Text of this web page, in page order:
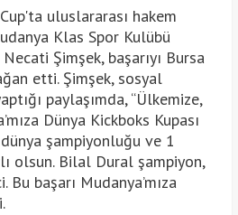
uluslararası hakem
Klas Spor Kulübü
Şimşek, başarıyı Bursa
etti. Şimşek, sosyal
paylaşımda, “Ülkemize,
Dünya Kickboks Kupası
dünya şampiyonluğu ve 1
olsun. Bilal Dural şampiyon,
başarı Mudanya’mıza